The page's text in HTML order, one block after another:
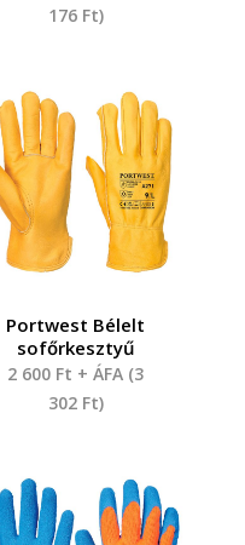
176 Ft)
Portwest Bélelt
sofőrkesztyű
2 600 Ft + ÁFA (3
302 Ft)